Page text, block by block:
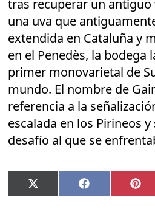
tras recuperar un antiguo
una uva que
extendida en Cataluña y
en el Penedès, la bodega
primer monovarietal de
mundo. El nombre de
referencia a la
escalada en los Pirineos
desafío al que se
Compartir
en
X
(Twitter)
Compartir
en
Facebook
en